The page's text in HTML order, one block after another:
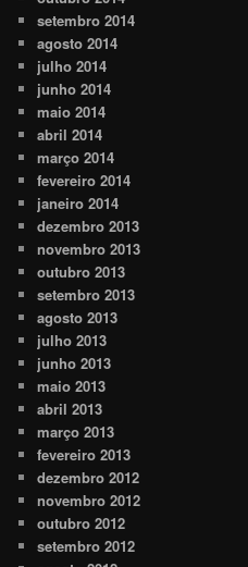
setembro 2014
agosto 2014
julho 2014
junho 2014
maio 2014
abril 2014
março 2014
fevereiro 2014
janeiro 2014
dezembro 2013
novembro 2013
outubro 2013
setembro 2013
agosto 2013
julho 2013
junho 2013
maio 2013
abril 2013
março 2013
fevereiro 2013
dezembro 2012
novembro 2012
outubro 2012
setembro 2012